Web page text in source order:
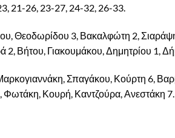
21-26, 23-27, 24-32, 26-33.
Θεοδωρίδου 3, Βακαλφώτη 2,
Βήτου, Γιακουμάκου, Δημητρίου 1,
Σπαγάκου, Κούρτη 6,
Κουρή, Καντζούρα, Ανεστάκη 7.